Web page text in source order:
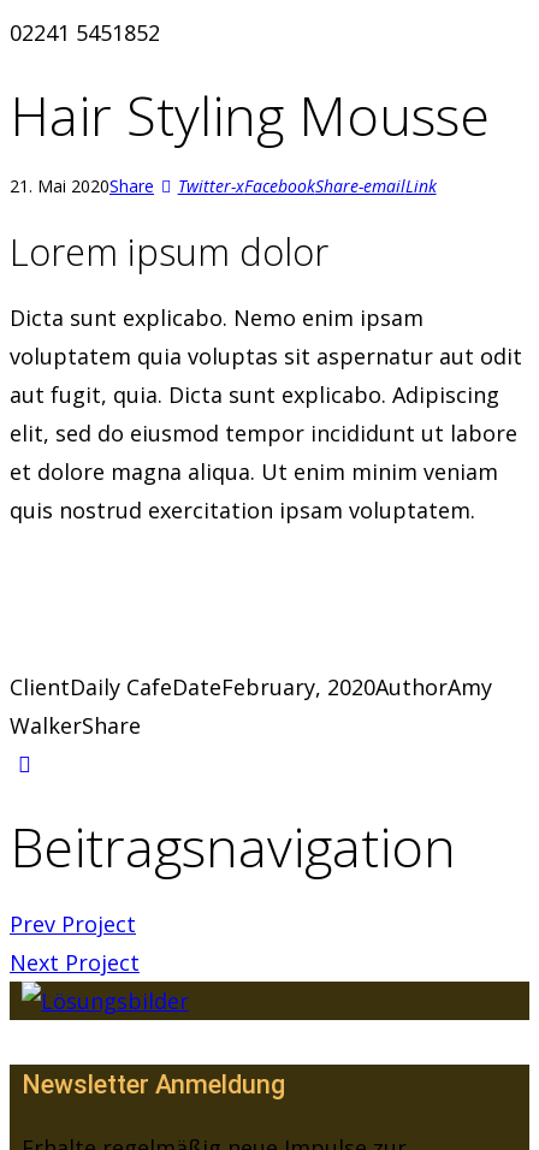
02241 5451852‬
Hair Styling Mousse
21. Mai 2020Share Twitter-xFacebookShare-emailLink
Lorem ipsum dolor
Dicta sunt explicabo. Nemo enim ipsam
voluptatem quia voluptas sit aspernatur aut odit
aut fugit, quia. Dicta sunt explicabo. Adipiscing
elit, sed do eiusmod tempor incididunt ut labore
et dolore magna aliqua. Ut enim minim veniam
quis nostrud exercitation ipsam voluptatem.
ClientDaily CafeDateFebruary, 2020AuthorAmy
WalkerShare
Beitragsnavigation
Prev Project
Next Project
Newsletter Anmeldung